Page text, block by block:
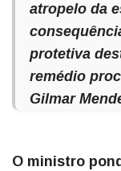
atropelo da
protetiva
remédio
Gilmar
O ministro